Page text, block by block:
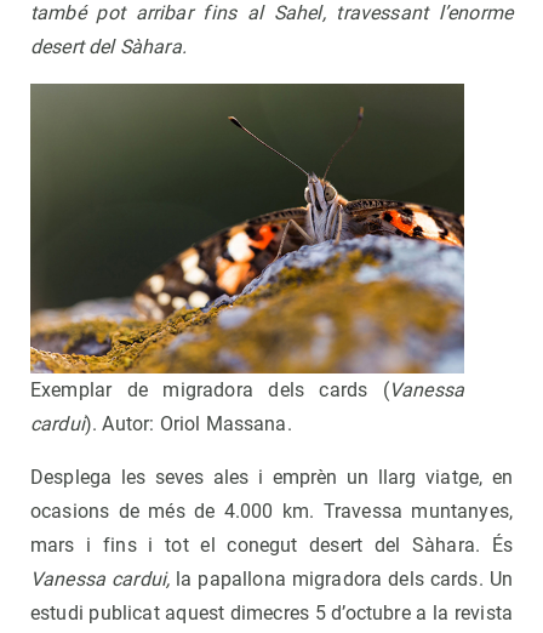
també pot arribar fins al Sahel, travessant l’enorme
desert del Sàhara.
Exemplar de migradora dels cards (Vanessa
cardui). Autor: Oriol Massana.
Desplega les seves ales i emprèn un llarg viatge, en
ocasions de més de 4.000 km. Travessa muntanyes,
mars i fins i tot el conegut desert del Sàhara. És
Vanessa cardui, la papallona migradora dels cards. Un
estudi publicat aquest dimecres 5 d’octubre a la revista